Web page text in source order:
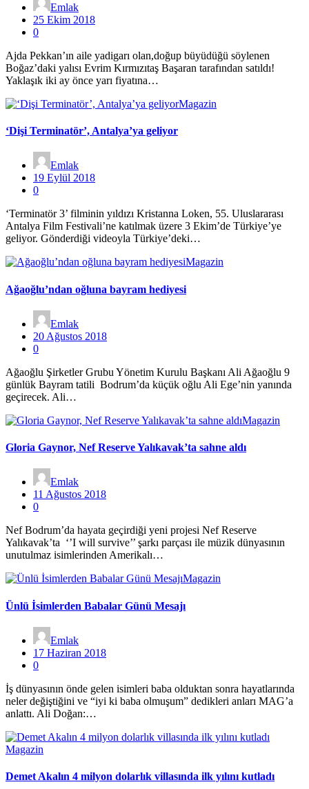
Emlak
25 Ekim 2018
0
Ajda Pekkan’ın aile yadigarı olan,doğup büyüdüğü söylenen
Boğaz’daki yalısı Evrim Kırmızıtaş Başaran tarafından satıldı!
Yaklaşık iki ay önce yarı fiyatına…
Magazin
‘Dişi Terminatör’, Antalya’ya geliyor
Emlak
19 Eylül 2018
0
‘Terminatör 3’ filminin yıldızı Kristanna Loken, 55. Uluslararası
Antalya Film Festivali’ne katılmak üzere 3 Ekim’de Türkiye’ye
geliyor. Gönderdiği videoyla Türkiye’deki…
Magazin
Ağaoğlu’ndan oğluna bayram hediyesi
Emlak
20 Ağustos 2018
0
Ağaoğlu Şirketler Grubu Yönetim Kurulu Başkanı Ali Ağaoğlu 9
günlük Bayram tatili Bodrum’da küçük oğlu Ali Ege’nin yanında
geçirecek. Ali…
Magazin
Gloria Gaynor, Nef Reserve Yalıkavak’ta sahne aldı
Emlak
11 Ağustos 2018
0
Nef Bodrum’da hayata geçirdiği yeni projesi Nef Reserve
Yalıkavak’ta ‘’I will survive’’ şarkı parçası ile müzik dünyasının
unutulmaz isimlerinden Amerikalı…
Magazin
Ünlü İsimlerden Babalar Günü Mesajı
Emlak
17 Haziran 2018
0
İş dünyasının önde gelen isimleri baba olduktan sonra hayatlarında
neler değiştiğini ve “iyi ki baba olmuşum” dedikleri anları MAG’a
anlattı. Ali Doğan:…
Magazin
Demet Akalın 4 milyon dolarlık villasında ilk yılını kutladı